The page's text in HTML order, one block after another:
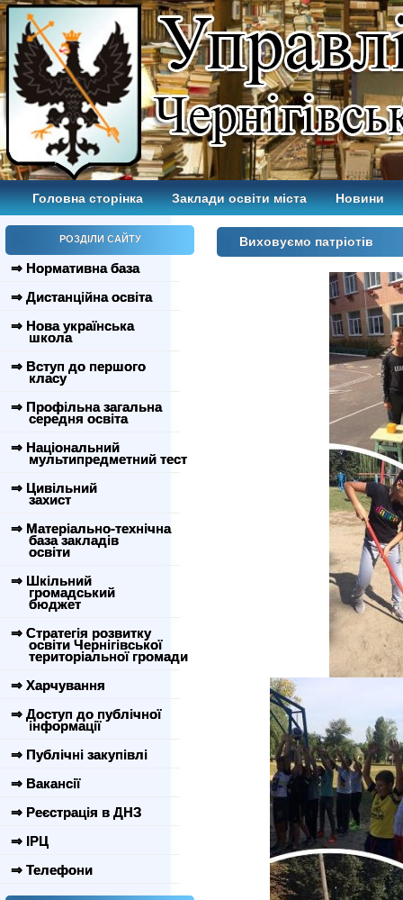
Головна сторінка Заклади освіти міста Новини
РОЗДІЛИ САЙТУ
⇒ Нормативна база
⇒ Дистанційна освіта
⇒ Нова українська
школа
⇒ Вступ до першого
класу
⇒ Профільна загальна
середня освіта
⇒ Національний
мультипредметний тест
⇒ Цивільний
захист
⇒ Матеріально-технічна
база закладів
освіти
⇒ Шкільний
громадський
бюджет
⇒ Стратегія розвитку
освіти Чернігівської
територіальної громади
⇒ Харчування
⇒ Доступ до публічної
інформації
⇒ Публічні закупівлі
⇒ Вакансії
⇒ Реєстрація в ДНЗ
⇒ ІРЦ
⇒ Телефони
Виховуємо патріотів